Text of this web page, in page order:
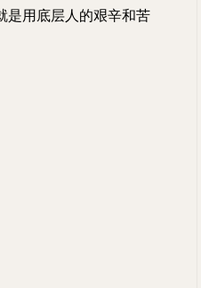
是用底层人的艰辛和苦